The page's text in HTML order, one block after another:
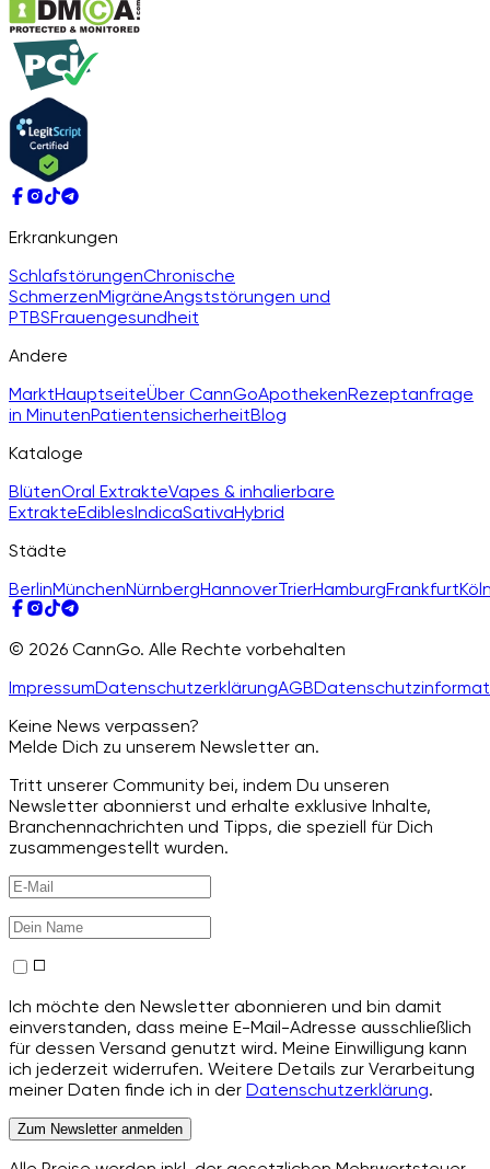
Erkrankungen
SchlafstörungenChronische
SchmerzenMigräneAngststörungen und
PTBSFrauengesundheit
Andere
MarktHauptseiteÜber CannGoApothekenRezeptanfrage
in MinutenPatientensicherheitBlog
Kataloge
BlütenOral ExtrakteVapes & inhalierbare
ExtrakteEdiblesIndicaSativaHybrid
Städte
BerlinMünchenNürnbergHannoverTrierHamburgFrankfurt
© 2026 CannGo. Alle Rechte vorbehalten
ImpressumDatenschutzerklärungAGB
Keine News verpassen?
Melde Dich zu unserem Newsletter an.
Tritt unserer Community bei, indem Du unseren
Newsletter abonnierst und erhalte exklusive Inhalte,
Branchennachrichten und Tipps, die speziell für Dich
zusammengestellt wurden.
Ich möchte den Newsletter abonnieren und bin damit
einverstanden, dass meine E-Mail-Adresse ausschließlich
für dessen Versand genutzt wird. Meine Einwilligung kann
ich jederzeit widerrufen. Weitere Details zur Verarbeitung
meiner Daten finde ich in der Datenschutzerklärung.
Zum Newsletter anmelden